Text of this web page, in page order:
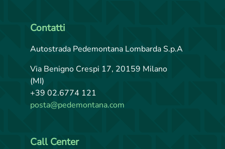
Contatti
Autostrada Pedemontana Lombarda S.p.A
Via Benigno Crespi 17, 20159 Milano
(MI)
+39 02.6774 121
posta@pedemontana.com
Call Center